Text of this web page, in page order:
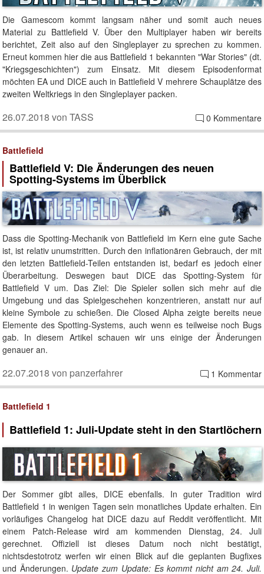
Die Gamescom kommt langsam näher und somit auch neues
Material zu Battlefield V. Über den Multiplayer haben wir bereits
berichtet, Zeit also auf den Singleplayer zu sprechen zu kommen.
Erneut kommen hier die aus Battlefield 1 bekannten "War Stories" (dt.
"Kriegsgeschichten") zum Einsatz. Mit diesem Episodenformat
möchten EA und DICE auch in Battlefield V mehrere Schauplätze des
zweiten Weltkriegs in den Singleplayer packen.
0 Kommentare
26.07.2018 von TASS
Battlefield
Battlefield V: Die Änderungen des neuen
Spotting-Systems im Überblick
Dass die Spotting-Mechanik von Battlefield im Kern eine gute Sache
ist, ist relativ unumstritten. Durch den inflationären Gebrauch, der mit
den letzten Battlefield-Teilen entstanden ist, bedarf es jedoch einer
Überarbeitung. Deswegen baut DICE das Spotting-System für
Battlefield V um. Das Ziel: Die Spieler sollen sich mehr auf die
Umgebung und das Spielgeschehen konzentrieren, anstatt nur auf
kleine Symbole zu schießen. Die Closed Alpha zeigte bereits neue
Elemente des Spotting-Systems, auch wenn es teilweise noch Bugs
gab. In diesem Artikel schauen wir uns einige der Änderungen
genauer an.
1 Kommentar
22.07.2018 von panzerfahrer
Battlefield 1
Battlefield 1: Juli-Update steht in den Startlöchern
Der Sommer gibt alles, DICE ebenfalls. In guter Tradition wird
Battlefield 1 in wenigen Tagen sein monatliches Update erhalten. Ein
vorläufiges Changelog hat DICE dazu auf Reddit veröffentlicht. Mit
einem Patch-Release wird am kommenden Dienstag, 24. Juli
gerechnet. Offiziell ist dieses Datum noch nicht bestätigt,
nichtsdestotrotz werfen wir einen Blick auf die geplanten Bugfixes
und Änderungen. Update zum Update: Es kommt nicht am 24. Juli.